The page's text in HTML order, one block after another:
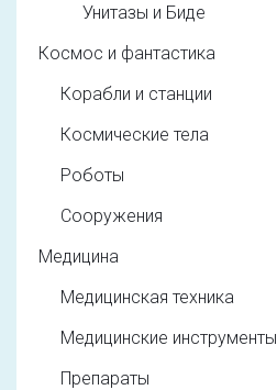
Унитазы и Биде
Космос и фантастика
Корабли и станции
Космические тела
Роботы
Сооружения
Медицина
Медицинская техника
Медицинские инструменты
Препараты